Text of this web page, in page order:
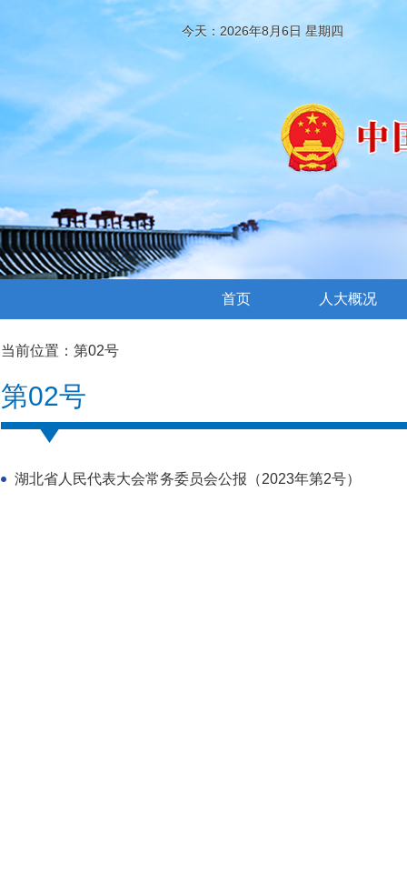
今天：2026年8月6日 星期四
首页 人大概况
当前位置： 第02号
第02号
湖北省人民代表大会常务委员会公报（2023年第2号）